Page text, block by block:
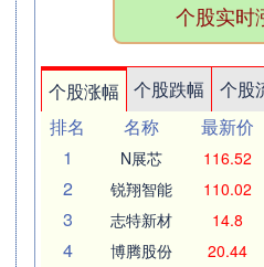
个股实时
个股涨幅 个股跌幅 个股
排名
名称 最新价
1
N展芯 116.52
2 锐翔智能 110.02
3 志特新材 14.8
4 博腾股份 20.44